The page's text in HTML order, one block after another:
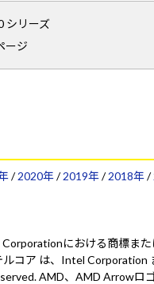
シリーズ
ージ
/2020年/2019年/2018年/
における商標また
コア は、Intel Corporation
AMD、AMD Arrowロ